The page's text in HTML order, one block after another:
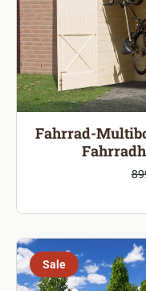
Fahrrad-
Sale